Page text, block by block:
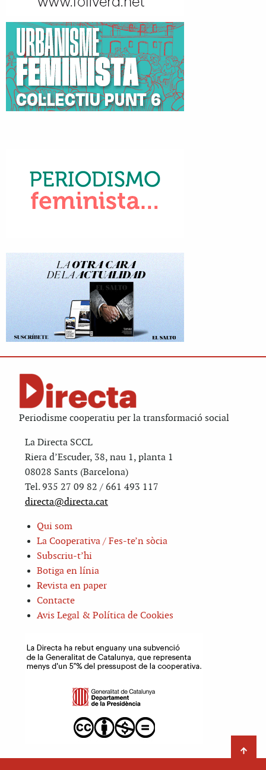
Periodisme cooperatiu per la transformació social
La Directa SCCL
Riera d’Escuder, 38, nau 1, planta 1
08028 Sants (Barcelona)
Tel. 935 27 09 82 / 661 493 117
directa@directa.cat
Qui som
La Cooperativa / Fes-te’n sòcia
Subscriu-t’hi
Botiga en línia
Revista en paper
Contacte
Avis Legal & Política de Cookies